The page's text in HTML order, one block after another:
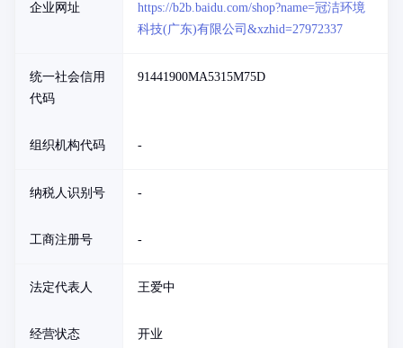
企业网址
https://b2b.baidu.com/shop?name=冠洁环境
科技(广东)有限公司&xzhid=27972337
统一社会信用
代码
91441900MA5315M75D
组织机构代码 -
纳税人识别号 -
工商注册号 -
法定代表人 王爱中
经营状态 开业